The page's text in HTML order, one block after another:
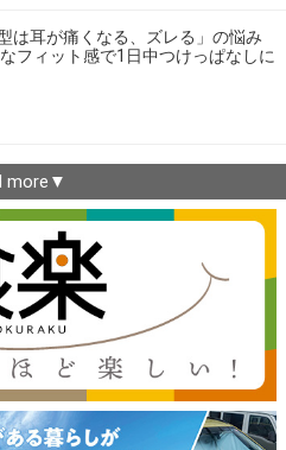
は耳が痛くなる、ズレる」の悩み
フィット感で1日中つけっぱなしに
more▼